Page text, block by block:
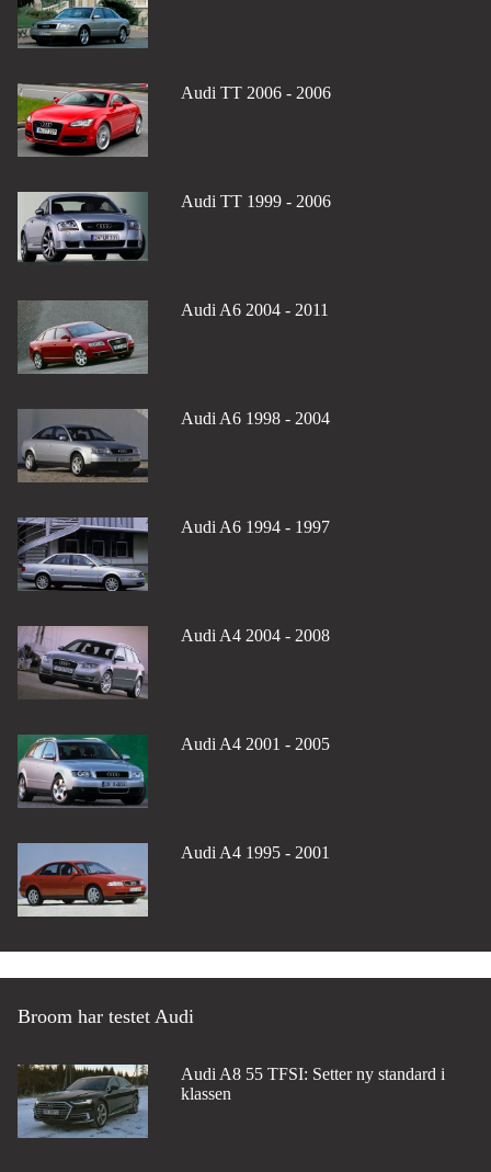
Audi TT 2006 - 2006
Audi TT 1999 - 2006
Audi A6 2004 - 2011
Audi A6 1998 - 2004
Audi A6 1994 - 1997
Audi A4 2004 - 2008
Audi A4 2001 - 2005
Audi A4 1995 - 2001
Broom har testet Audi
Audi A8 55 TFSI: Setter ny standard i
klassen